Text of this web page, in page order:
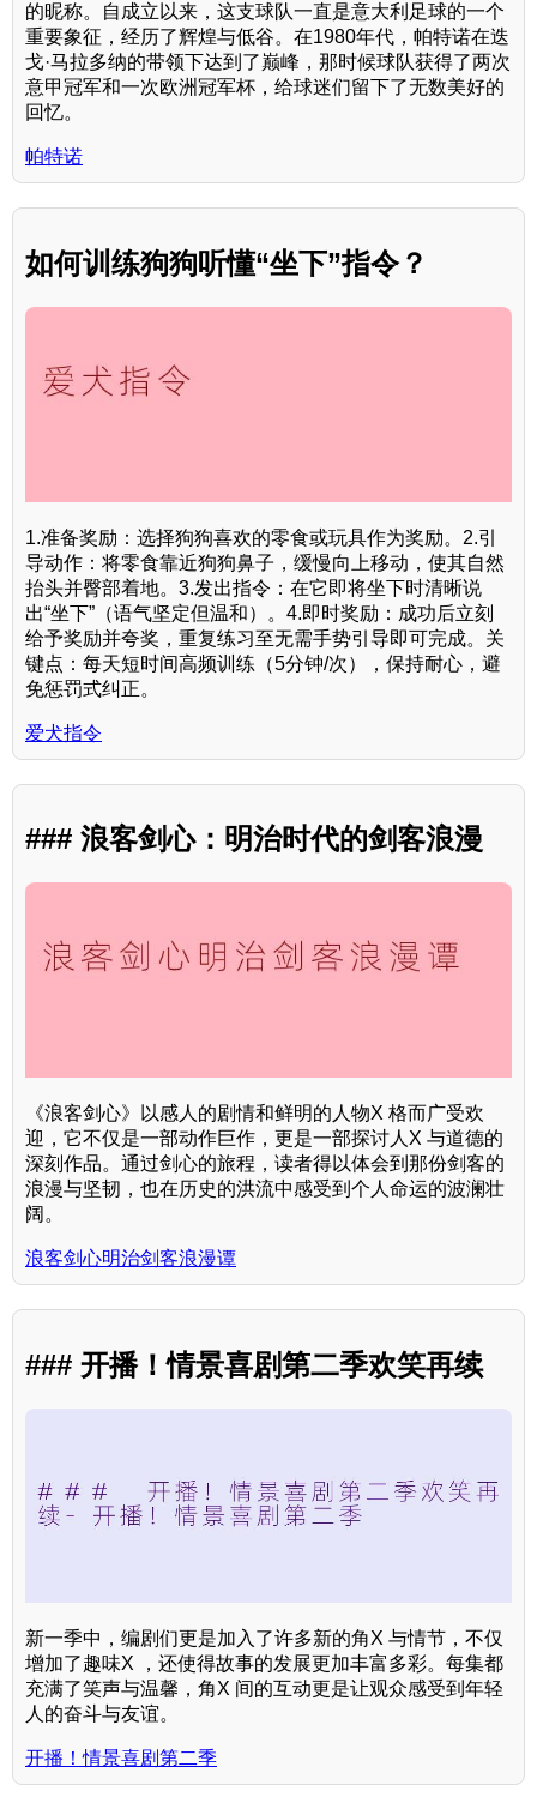
的昵称。自成立以来，这支球队一直是意大利足球的一个
重要象征，经历了辉煌与低谷。在1980年代，帕特诺在迭
戈·马拉多纳的带领下达到了巅峰，那时候球队获得了两次
意甲冠军和一次欧洲冠军杯，给球迷们留下了无数美好的
回忆。
帕特诺
如何训练狗狗听懂“坐下”指令？
1.准备奖励：选择狗狗喜欢的零食或玩具作为奖励。2.引
导动作：将零食靠近狗狗鼻子，缓慢向上移动，使其自然
抬头并臀部着地。3.发出指令：在它即将坐下时清晰说
出“坐下”（语气坚定但温和）。4.即时奖励：成功后立刻
给予奖励并夸奖，重复练习至无需手势引导即可完成。关
键点：每天短时间高频训练（5分钟/次），保持耐心，避
免惩罚式纠正。
爱犬指令
### 浪客剑心：明治时代的剑客浪漫
《浪客剑心》以感人的剧情和鲜明的人物X 格而广受欢
迎，它不仅是一部动作巨作，更是一部探讨人X 与道德的
深刻作品。通过剑心的旅程，读者得以体会到那份剑客的
浪漫与坚韧，也在历史的洪流中感受到个人命运的波澜壮
阔。
浪客剑心明治剑客浪漫谭
### 开播！情景喜剧第二季欢笑再续
新一季中，编剧们更是加入了许多新的角X 与情节，不仅
增加了趣味X ，还使得故事的发展更加丰富多彩。每集都
充满了笑声与温馨，角X 间的互动更是让观众感受到年轻
人的奋斗与友谊。
开播！情景喜剧第二季